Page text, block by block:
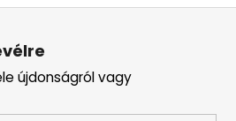
újdonságról vagy